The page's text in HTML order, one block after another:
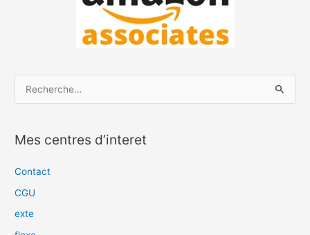
h
e
Mes centres d’interet
Contact
CGU
exte